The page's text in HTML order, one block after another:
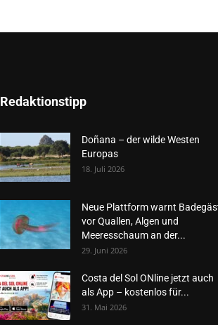
Redaktionstipp
Doñana – der wilde Westen
Europas
18. Juli 2026
Neue Plattform warnt
vor Quallen, Algen und
Meeresschaum an der...
29. Juni 2026
Costa del Sol ONline jetzt auch
als App – kostenlos für...
31. Mai 2026